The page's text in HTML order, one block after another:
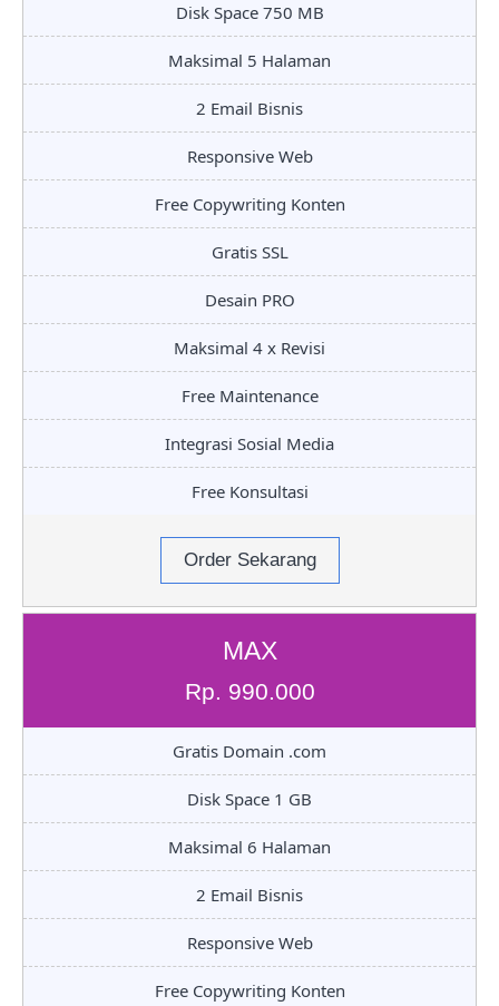
Disk Space 750 MB
Maksimal 5 Halaman
2 Email Bisnis
Responsive Web
Free Copywriting Konten
Gratis SSL
Desain PRO
Maksimal 4 x Revisi
Free Maintenance
Integrasi Sosial Media
Free Konsultasi
Order Sekarang
MAX
Rp. 990.000
Gratis Domain .com
Disk Space 1 GB
Maksimal 6 Halaman
2 Email Bisnis
Responsive Web
Free Copywriting Konten